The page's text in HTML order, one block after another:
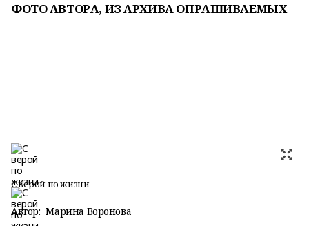
ФОТО АВТОРА, ИЗ АРХИВА ОПРАШИВАЕМЫХ
С верой по жизни
Автор: Марина Воронова